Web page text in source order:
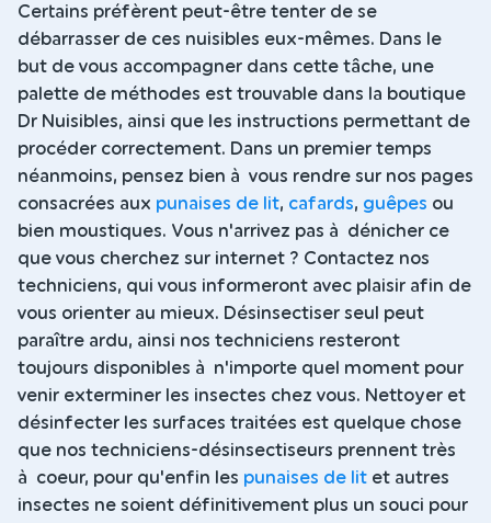
Certains préfèrent peut-être tenter de se
débarrasser de ces nuisibles eux-mêmes. Dans le
but de vous accompagner dans cette tâche, une
palette de méthodes est trouvable dans la boutique
Dr Nuisibles, ainsi que les instructions permettant de
procéder correctement. Dans un premier temps
néanmoins, pensez bien à vous rendre sur nos pages
consacrées aux punaises de lit, cafards, guêpes ou
bien moustiques. Vous n'arrivez pas à dénicher ce
que vous cherchez sur internet ? Contactez nos
techniciens, qui vous informeront avec plaisir afin de
vous orienter au mieux. Désinsectiser seul peut
paraître ardu, ainsi nos techniciens resteront
toujours disponibles à n'importe quel moment pour
venir exterminer les insectes chez vous. Nettoyer et
désinfecter les surfaces traitées est quelque chose
que nos techniciens-désinsectiseurs prennent très
à coeur, pour qu'enfin les punaises de lit et autres
insectes ne soient définitivement plus un souci pour